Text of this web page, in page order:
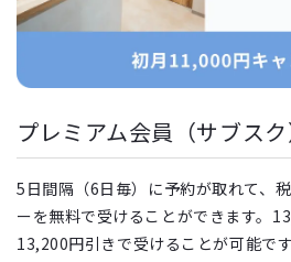
プレミアム会員（サブスク
5日間隔（6日毎）に予約が取れて、
ーを無料で受けることができます。
13,200円引きで受けることが可能です